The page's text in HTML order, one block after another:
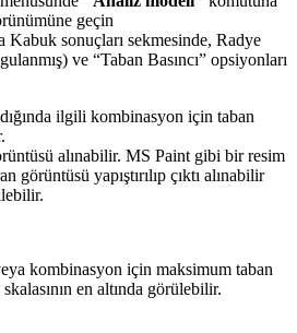
geçin
sonuçları sekmesinde, Radye
ve “Taban Basıncı” opsiyonları
ilgili kombinasyon için taban
alınabilir. MS Paint gibi bir resim
görüntüsü yapıştırılıp çıktı alınabilir
kombinasyon için maksimum taban
en altında görülebilir.